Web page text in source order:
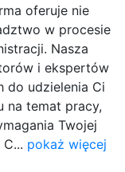
oferuje nie
w procesie
Nasza
i ekspertów
do udzielenia Ci
na temat pracy,
Twojej
pokaż więcej